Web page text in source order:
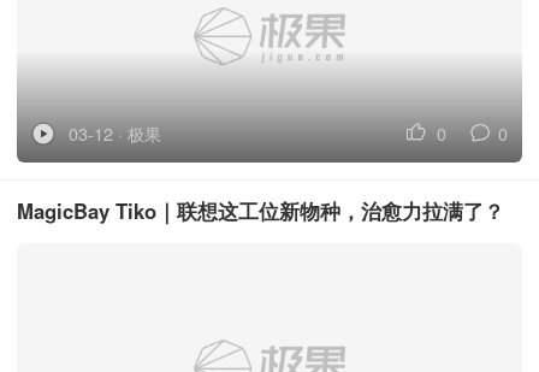
03-12 · 极果 0 0
MagicBay Tiko｜联想这工位新物种，治愈力拉满了？